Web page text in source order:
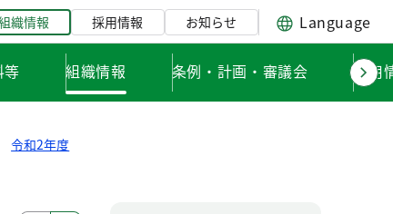
織情報 採用情報 お知らせ Language
等 組織情報 条例・計画・審議会 採用
令和2年度